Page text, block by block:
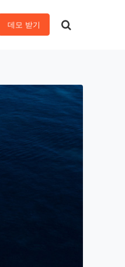
데모 받기